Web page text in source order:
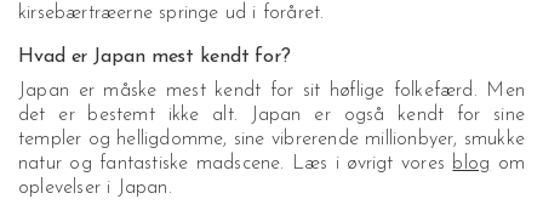
kirsebærtræerne springe ud i foråret.
Hvad er Japan mest kendt for?
Japan er måske mest kendt for sit høflige folkefærd. Men
det er bestemt ikke alt. Japan er også kendt for sine
templer og helligdomme, sine vibrerende millionbyer, smukke
natur og fantastiske madscene. Læs i øvrigt vores blog om
oplevelser i Japan.